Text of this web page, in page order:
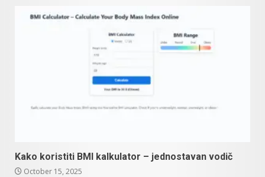
Kako koristiti BMI kalkulator – jednostavan vodič
October 15, 2025